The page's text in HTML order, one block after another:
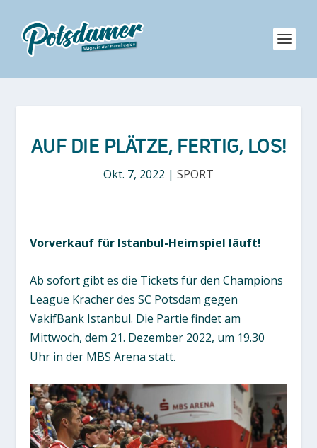
AUF DIE PLÄTZE, FERTIG, LOS!
Okt. 7, 2022 | SPORT
Vorverkauf für Istanbul-Heimspiel läuft!
Ab sofort gibt es die Tickets für den Champions
League Kracher des SC Potsdam gegen
VakifBank Istanbul. Die Partie findet am
Mittwoch, dem 21. Dezember 2022, um 19.30
Uhr in der MBS Arena statt.